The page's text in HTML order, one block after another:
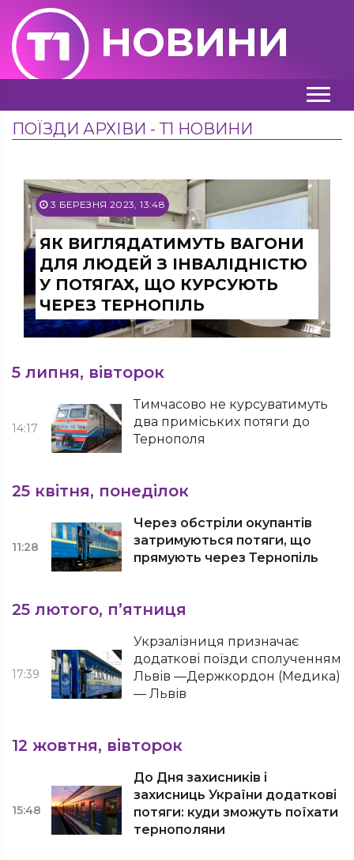
НОВИНИ
ПОЇЗДИ АРХІВИ - Т1 НОВИНИ
3 БЕРЕЗНЯ 2023, 13:48
ЯК ВИГЛЯДАТИМУТЬ ВАГОНИ
ДЛЯ ЛЮДЕЙ З ІНВАЛІДНІСТЮ
У ПОТЯГАХ, ЩО КУРСУЮТЬ
ЧЕРЕЗ ТЕРНОПІЛЬ
5 липня, вівторок
14:17
Тимчасово не курсуватимуть
два приміських потяги до
Тернополя
25 квітня, понеділок
11:28
Через обстріли окупантів
затримуються потяги, що
прямують через Тернопіль
25 лютого, п’ятниця
17:39
Укрзалізниця призначає
додаткові поїзди сполученням
Львів —Держкордон (Медика)
— Львів
12 жовтня, вівторок
15:48
До Дня захисників і
захисниць України додаткові
потяги: куди зможуть поїхати
тернополяни